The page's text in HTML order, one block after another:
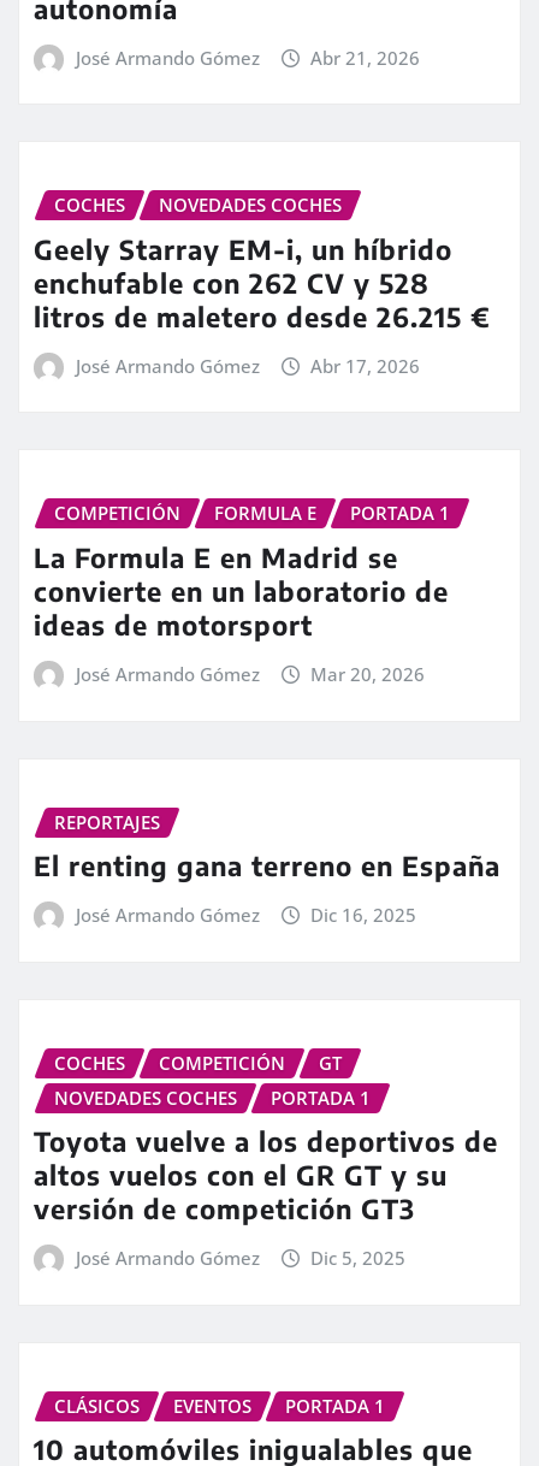
autonomía
José Armando Gómez Abr 21, 2026
COCHES NOVEDADES COCHES
Geely Starray EM-i, un híbrido
enchufable con 262 CV y 528
litros de maletero desde 26.215 €
José Armando Gómez Abr 17, 2026
COMPETICIÓN FORMULA E PORTADA 1
La Formula E en Madrid se
convierte en un laboratorio de
ideas de motorsport
José Armando Gómez Mar 20, 2026
REPORTAJES
El renting gana terreno en España
José Armando Gómez Dic 16, 2025
COCHES COMPETICIÓN
GT
NOVEDADES COCHES
PORTADA 1
Toyota vuelve a los deportivos de
altos vuelos con el GR GT y su
versión de competición GT3
José Armando Gómez Dic 5, 2025
CLÁSICOS EVENTOS PORTADA 1
10 automóviles inigualables que